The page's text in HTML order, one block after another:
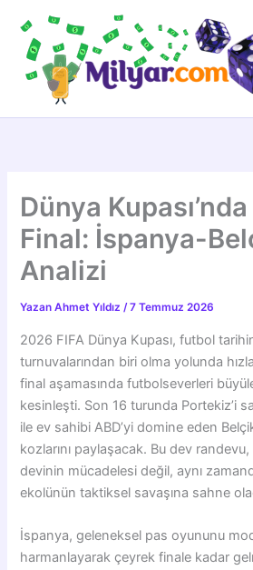
atla
Dünya
Final: İspanya-
Analizi
Yazan Ahmet Yıldız/7 Temmuz 2026
2026 FIFA Dünya Kupası, futbol
turnuvalarından biri olma yolunda
final aşamasında futbolseverleri
kesinleşti. Son 16 turunda Portekiz’i
ile ev sahibi ABD’yi domine eden
kozlarını paylaşacak. Bu dev
devinin mücadelesi değil, aynı
ekolünün taktiksel savaşına sahne
İspanya, geleneksel pas oyununu
harmanlayarak çeyrek finale kadar